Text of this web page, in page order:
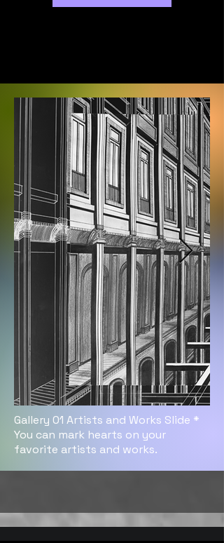
exhibitions will be held at various
Gallery 01 Artists and Works Slide *
You can mark hearts on your
favorite artists and works.